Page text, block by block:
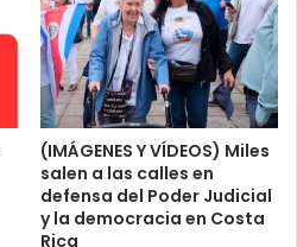
(IMÁGENES Y VÍDEOS) Miles
salen a las calles en
defensa del Poder Judicial
y la democracia en Costa
Rica